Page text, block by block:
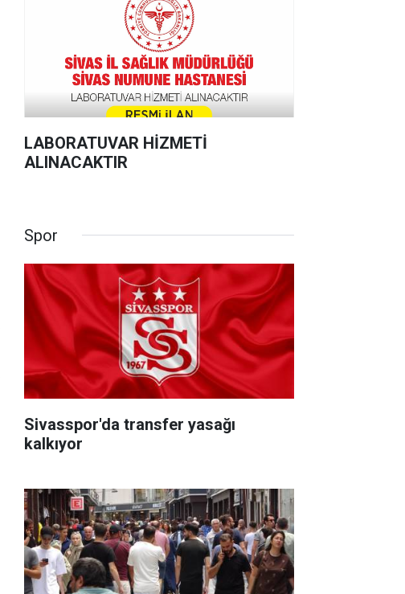
LABORATUVAR HİZMETİ
ALINACAKTIR
Spor
Sivasspor'da transfer yasağı
kalkıyor